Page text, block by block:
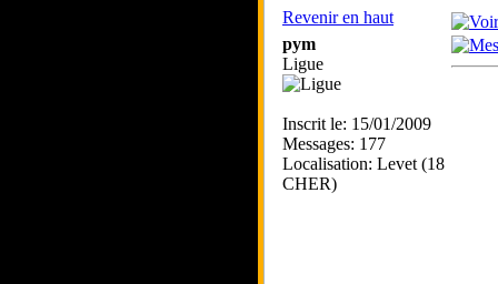
Revenir en haut
pym
Ligue
Inscrit le: 15/01/2009
Messages: 177
Localisation: Levet (18
CHER)